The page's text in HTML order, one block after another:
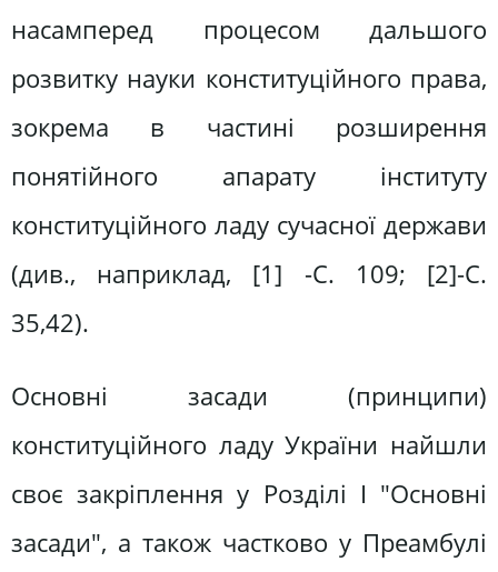
насамперед процесом дальшого
розвитку науки конституційного права,
зокрема в частині розширення
понятійного апарату інституту
конституційного ладу сучасної держави
(див., наприклад, [1] -С. 109; [2]-С.
35,42).
Основні засади (принципи)
конституційного ладу України найшли
своє закріплення у Розділі І "Основні
засади", а також частково у Преамбулі